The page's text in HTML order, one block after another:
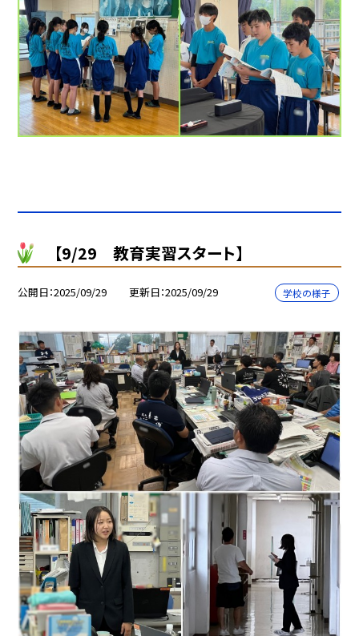
【9/29 教育実習スタート】
公開日 2025/09/29 更新日 2025/09/29 学校の様子